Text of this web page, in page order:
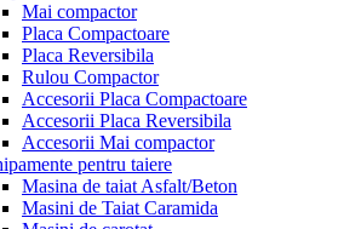
Mai compactor
Placa Compactoare
Placa Reversibila
Rulou Compactor
Accesorii Placa Compactoare
Accesorii Placa Reversibila
Accesorii Mai compactor
pentru taiere
Masina de taiat Asfalt/Beton
Masini de Taiat Caramida